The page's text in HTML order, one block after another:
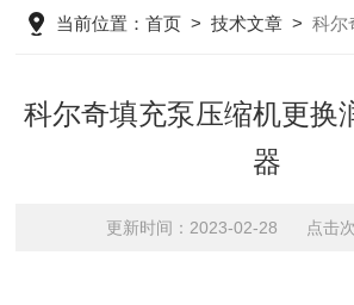
当前位置：首页 >技术文章 >科尔奇填
科尔奇填充泵压缩机更换
器
更新时间：2023-02-28 点击